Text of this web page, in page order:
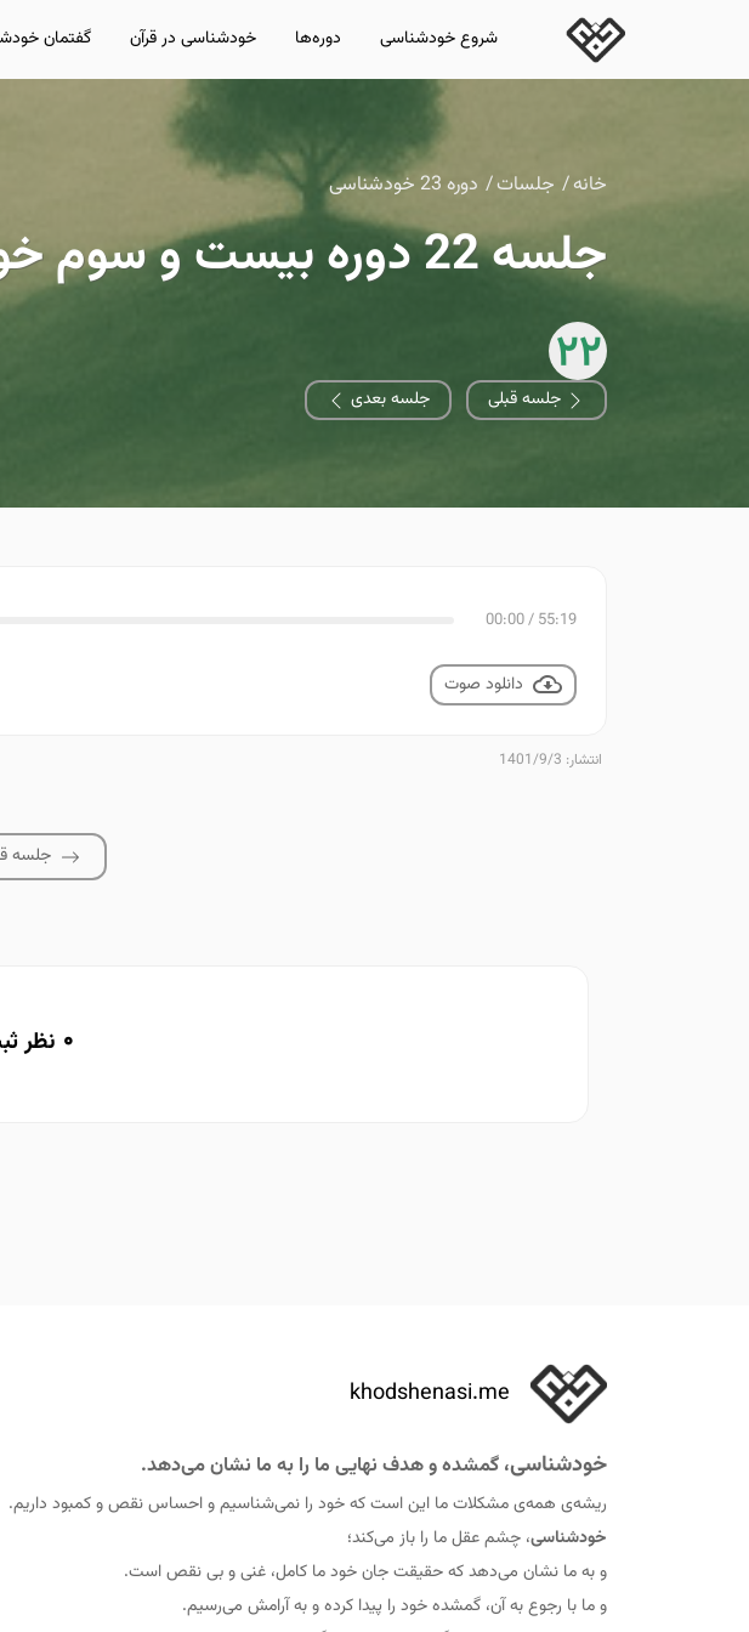
شروع خودشناسی دوره‌ها خودشناسی در قرآن گفتمان
خانه جلسات دوره 23 خودشناسی
جلسه 22 دوره بیست و سوم خودشناسی
22
جلسه قبلی جلسه بعدی
55:19
/
00:00
دانلود صوت
انتشار: 1401/9/3
جلسه
0 نظر
khodshenasi.me
خودشناسی، گمشده و هدف نهایی ما را به ما نشان می‌دهد.
ریشه‌ی همه‌ی مشکلات ما این است که خود را نمی‌شناسیم و احساس نقص و کمبود داریم.
خودشناسی، چشم عقل ما را باز می‌کند؛
و به ما نشان می‌دهد که حقيقت جان خود ما کامل، غنی و بی نقص است.
و ما با رجوع به آن، گمشده خود را پيدا کرده و به آرامش می‌رسیم.